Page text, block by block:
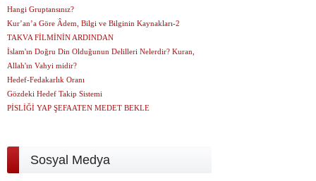
Hangi Gruptansınız?
Kur’an’a Göre Âdem, Bilgi ve Bilginin Kaynakları-2
TAKVA FİLMİNİN ARDINDAN
İslam'ın Doğru Din Olduğunun Delilleri Nelerdir? Kuran,
Allah'ın Vahyi midir?
Hedef-Fedakarlık Oranı
Gözdeki Hedef Takip Sistemi
PİSLİĞİ YAP ŞEFAATEN MEDET BEKLE
Sosyal Medya